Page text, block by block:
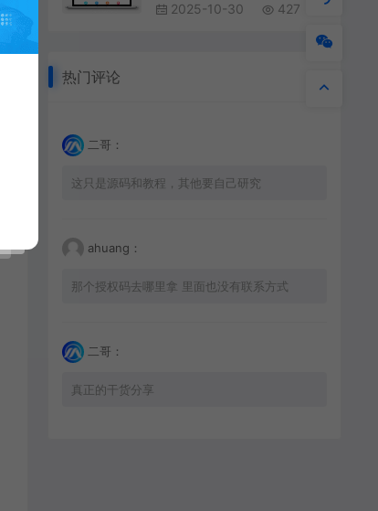
2025-10-30 427
热门评论
二哥：
这只是源码和教程，其他要自己研究
ahuang：
那个授权码去哪里拿 里面也没有联系方式
二哥：
真正的干货分享